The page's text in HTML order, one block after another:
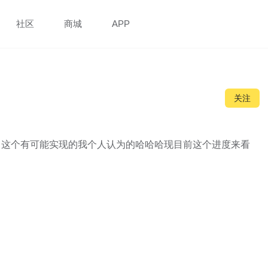
社区 商城 APP
关注
个有可能实现的我个人认为的哈哈哈现目前这个进度来看